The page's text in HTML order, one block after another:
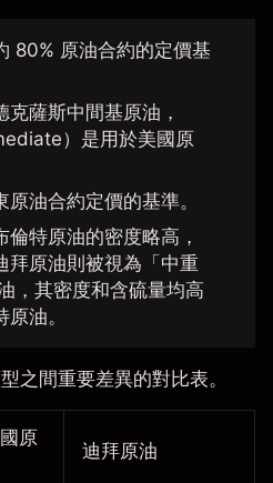
80% 原油合約的定價基
薩斯中間基原油，
）是用於美國原
原油合約定價的基準。
特原油的密度略高，
拜原油則被視為「中重
，其密度和含硫量均高
油。
之間重要差異的對比表。
原
迪拜原油